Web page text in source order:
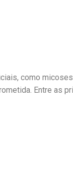
como
Entre as